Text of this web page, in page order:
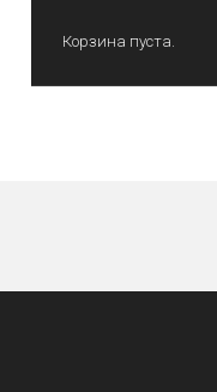
Корзина пуста.